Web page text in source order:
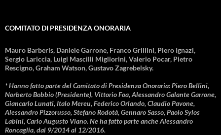
COMITATO DI PRESIDENZA ONORARIA
Mauro Barberis, Daniele Garrone, Franco Grillini, Piero Ignazi,
Sergio Lariccia, Luigi Mascilli Migliorini, Valerio Pocar, Pietro
Rescigno, Graham Watson, Gustavo Zagrebelsky.
* Hanno fatto parte del Comitato di Presidenza Onoraria: Piero Bellini,
Norberto Bobbio (Presidente), Vittorio Foa, Alessandro Galante Garrone,
Giancarlo Lunati, Italo Mereu, Federico Orlando, Claudio Pavone,
Alessandro Pizzorusso, Stefano Rodotà, Gennaro Sasso, Paolo Sylos
Labini, Carlo Augusto Viano. Ne ha fatto parte anche Alessandro
Roncaglia, dal 9/2014 al 12/2016.